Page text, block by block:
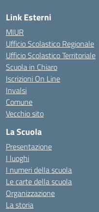
Link Esterni
MIUR
Ufficio Scolastico Regionale
Ufficio Scolastico Territoriale
Scuola in Chiaro
Iscrizioni On Line
Invalsi
Comune
Vecchio sito
La Scuola
Presentazione
I luoghi
I numeri della scuola
Le carte della scuola
Organizzazione
La storia